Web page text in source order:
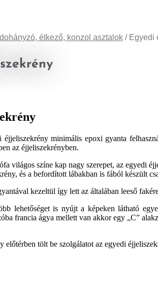
étkező, konzol asztalok / Egyedi
minimális epoxi gyanta
az éjjeliszekrényben.
világos színe kap nagy szerepet, az egyedi
és a befordított lábakban is fából készült
kezeltül így lett az általában leeső
lehetőséget is nyújt a képeken látható
francia ágya mellett van akkor egy „C”
előtérben tölt be szolgálatot az egyedi